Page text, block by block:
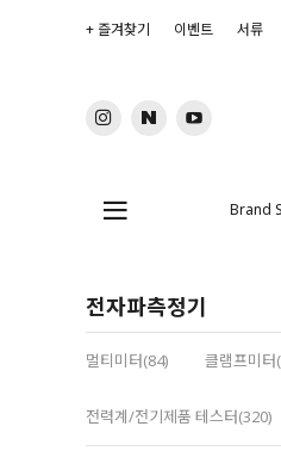
+ 즐겨찾기 이벤트 서류
Brand
전자파측정기
멀티미터(84) 클램프미터
전력계/전기제품 테스터(320)